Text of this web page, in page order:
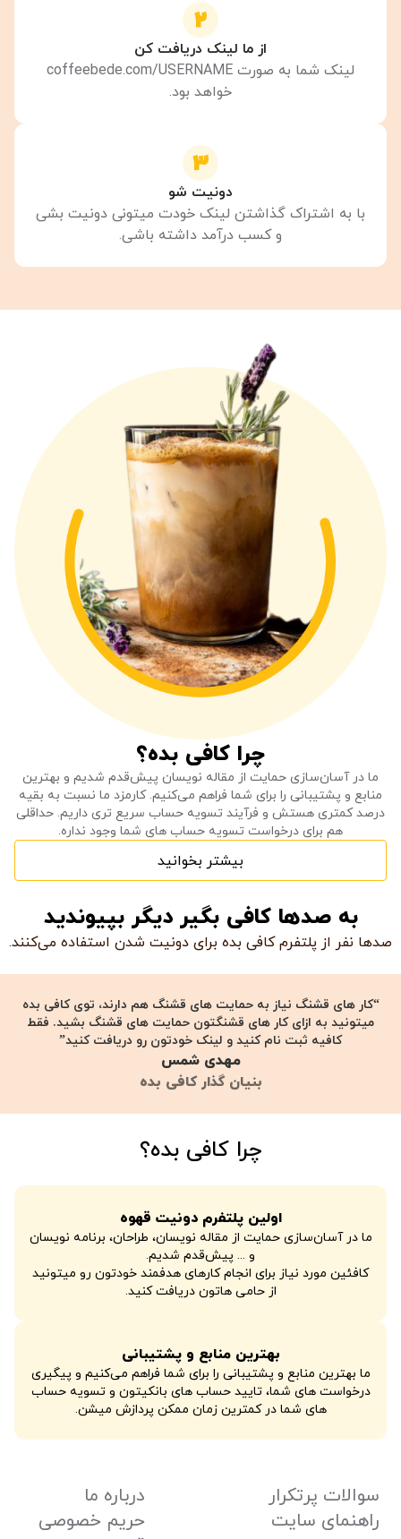
2
از ما لینک دریافت کن
لینک شما به صورت coffeebede.com/USERNAME
خواهد بود.
3
دونیت شو
با به اشتراک گذاشتن لینک خودت میتونی دونیت بشی
و کسب درآمد داشته باشی.
چرا کافی بده؟
ما در آسان‌سازی حمایت از مقاله نویسان پیش‌قدم شدیم و بهترین
منابع و پشتیبانی را برای شما فراهم می‌کنیم. کارمزد ما نسبت به بقیه
درصد کمتری هستش و فرآیند تسویه حساب سریع تری داریم. حداقلی
هم برای درخواست تسویه حساب های شما وجود نداره.
بیشتر بخوانید
به صدها کافی بگیر دیگر بپیوندید
صدها نفر از پلتفرم کافی بده برای دونیت شدن استفاده می‌کنند.
“کار های قشنگ نیاز به حمایت های قشنگ هم دارند، توی کافی بده
میتونید به ازای کار های قشنگتون حمایت های قشنگ بشید. فقط
کافیه ثبت نام کنید و لینک خودتون رو دریافت کنید”
مهدی شمس
بنیان گذار کافی بده
چرا کافی بده؟
اولین پلتفرم دونیت قهوه
ما در آسان‌سازی حمایت از مقاله نویسان، طراحان، برنامه نویسان
و ... پیش‌قدم شدیم.
کافئین مورد نیاز برای انجام کارهای هدفمند خودتون رو میتونید
از حامی هاتون دریافت کنید.
بهترین منابع و پشتیبانی
ما بهترین منابع و پشتیبانی را برای شما فراهم می‌کنیم و پیگیری
درخواست های شما، تایید حساب های بانکیتون و تسویه حساب
های شما در کمترین زمان ممکن پردازش میشن.
سوالات پرتکرار
راهنمای سایت
درباره ما
حریم خصوصی